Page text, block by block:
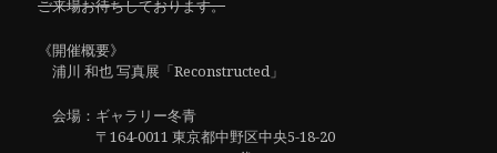
ご来場お待ちしております。
《開催概要》
浦川 和也 写真展「Reconstructed」
会場：ギャラリー冬青
〒164-0011 東京都中野区中央5-18-20